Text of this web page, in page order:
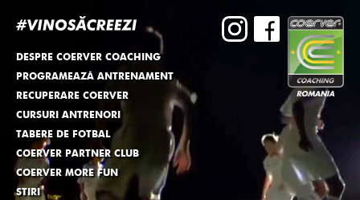
DESPRE COERVER COACHING
PROGRAMEAZĂ ANTRENAMENT
RECUPERARE COERVER
CURSURI ANTRENORI
TABERE DE FOTBAL
COERVER PARTNER CLUB
COERVER MORE FUN
STIRI